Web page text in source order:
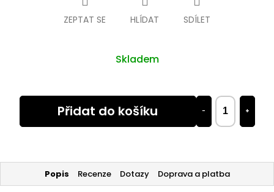
Skladem
+
−
Přidat do košíku
ZEPTAT SE HLÍDAT SDÍLET
Popis Recenze Dotazy Doprava a platba